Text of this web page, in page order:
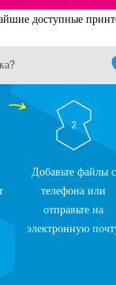
2
Добавьте файлы с
телефона или
отправьте на
электронную